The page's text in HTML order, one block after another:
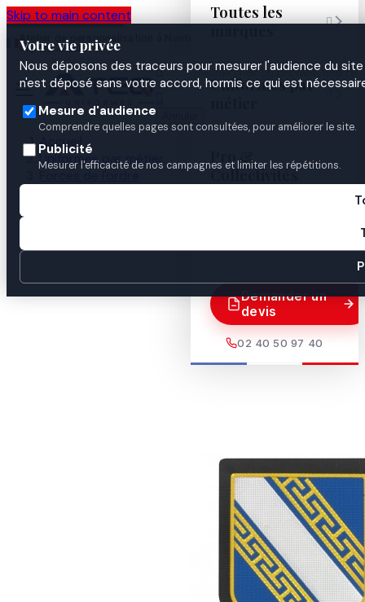
Skip to main content
Votre vie privée
Nous déposons des traceurs pour mesurer l'audience du
n'est déposé sans votre accord, hormis ce qui est
Mesure d'audience
Comprendre quelles pages sont consultées, pour améliorer le site.
Publicité
Mesurer l'efficacité de nos campagnes et limiter les répétitions.
Atelier de personnalisation à Nantes
depuis 2003

Toutes les
marques

Uniformes par
Pro &
Collectivités
Demander un
devis
02 40 50 97 40
Accueil
Uniformes par métier